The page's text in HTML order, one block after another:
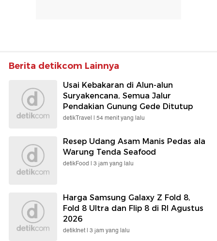
Berita detikcom Lainnya
Usai Kebakaran di Alun-alun
Suryakencana, Semua Jalur
Pendakian Gunung Gede Ditutup
detikTravel | 54 menit yang lalu
Resep Udang Asam Manis Pedas ala
Warung Tenda Seafood
detikFood | 3 jam yang lalu
Harga Samsung Galaxy Z Fold 8,
Fold 8 Ultra dan Flip 8 di RI Agustus
2026
detikInet | 3 jam yang lalu